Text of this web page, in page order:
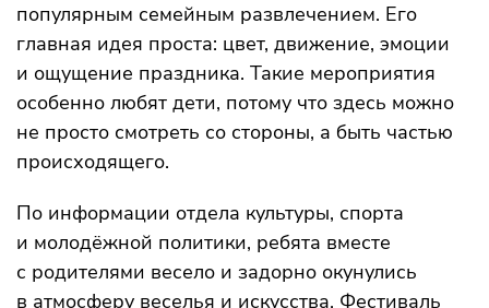
популярным семейным развлечением. Его
главная идея проста: цвет, движение, эмоции
и ощущение праздника. Такие мероприятия
особенно любят дети, потому что здесь можно
не просто смотреть со стороны, а быть частью
происходящего.
По информации отдела культуры, спорта
и молодёжной политики, ребята вместе
с родителями весело и задорно окунулись
в атмосферу веселья и искусства. Фестиваль